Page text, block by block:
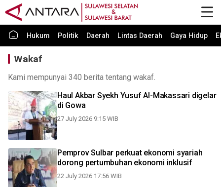
Hukum Politik Daerah Lintas Daerah Gaya Hidup
Wakaf
Kami mempunyai 340 berita tentang wakaf.
Haul Akbar Syekh Yusuf Al-Makassari digelar
di Gowa
27 July 2026 9:15 WIB
Pemprov Sulbar perkuat ekonomi syariah
dorong pertumbuhan ekonomi inklusif
22 July 2026 17:56 WIB